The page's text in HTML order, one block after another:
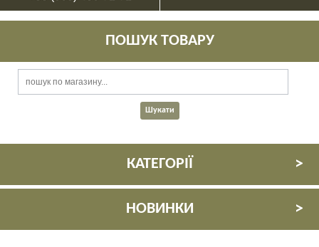
ПОШУК ТОВАРУ
КАТЕГОРІЇ
НОВИНКИ